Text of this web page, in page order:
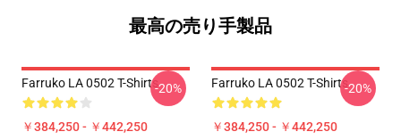
最高の売り手製品
Farruko LA 0502 T-Shirts
￥384,250 - ￥442,250
-20% Farruko LA 0502 T-Shirts
￥384,250 - ￥442,250
-20%